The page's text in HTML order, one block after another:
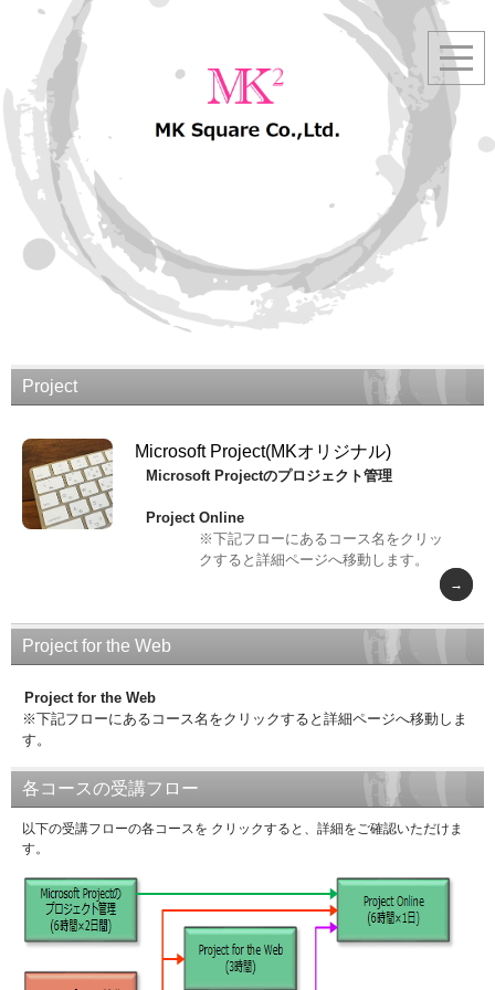
Project
Microsoft Project(MKオリジナル)
Microsoft Projectのプロジェクト管理
Project Online
※下記フローにあるコース名をクリッ
クすると詳細ページへ移動します。
Project for the Web
Project for the Web
※下記フローにあるコース名をクリックすると詳細ページへ移動しま
す。
各コースの受講フロー
以下の受講フローの各コースを クリックすると、詳細をご確認いただけま
す。